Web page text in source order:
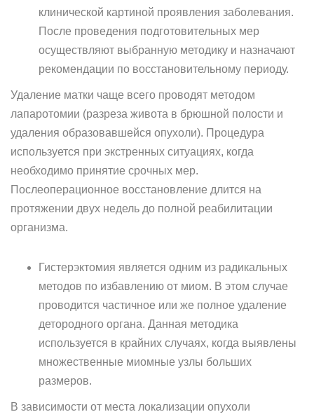
клинической картиной проявления заболевания.
После проведения подготовительных мер
осуществляют выбранную методику и назначают
рекомендации по восстановительному периоду.
Удаление матки чаще всего проводят методом
лапаротомии (разреза живота в брюшной полости и
удаления образовавшейся опухоли). Процедура
используется при экстренных ситуациях, когда
необходимо принятие срочных мер.
Послеоперационное восстановление длится на
протяжении двух недель до полной реабилитации
организма.
Гистерэктомия является одним из радикальных
методов по избавлению от миом. В этом случае
проводится частичное или же полное удаление
детородного органа. Данная методика
используется в крайних случаях, когда выявлены
множественные миомные узлы больших
размеров.
В зависимости от места локализации опухоли